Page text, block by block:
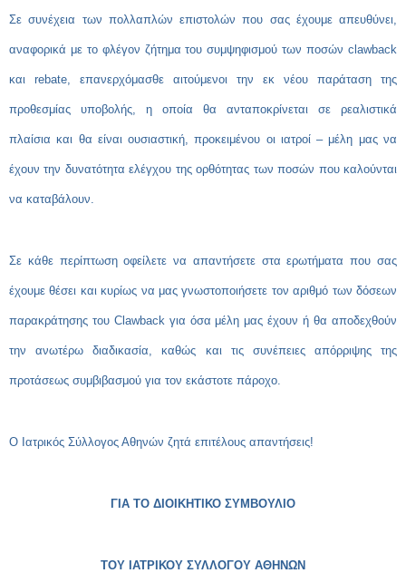
Σε συνέχεια των πολλαπλών επιστολών που σας έχουμε απευθύνει,
αναφορικά με το φλέγον ζήτημα του συμψηφισμού των ποσών clawback
και rebate, επανερχόμασθε αιτούμενοι την εκ νέου παράταση της
προθεσμίας υποβολής, η οποία θα ανταποκρίνεται σε ρεαλιστικά
πλαίσια και θα είναι ουσιαστική, προκειμένου οι ιατροί – μέλη μας να
έχουν την δυνατότητα ελέγχου της ορθότητας των ποσών που καλούνται
να καταβάλουν.
Σε κάθε περίπτωση οφείλετε να απαντήσετε στα ερωτήματα που σας
έχουμε θέσει και κυρίως να μας γνωστοποιήσετε τον αριθμό των δόσεων
παρακράτησης του Clawback για όσα μέλη μας έχουν ή θα αποδεχθούν
την ανωτέρω διαδικασία, καθώς και τις συνέπειες απόρριψης της
προτάσεως συμβιβασμού για τον εκάστοτε πάροχο.
Ο Ιατρικός Σύλλογος Αθηνών ζητά επιτέλους απαντήσεις!
ΓΙΑ ΤΟ ΔΙΟΙΚΗΤΙΚΟ ΣΥΜΒΟΥΛΙΟ
ΤΟΥ ΙΑΤΡΙΚΟΥ ΣΥΛΛΟΓΟΥ ΑΘΗΝΩΝ